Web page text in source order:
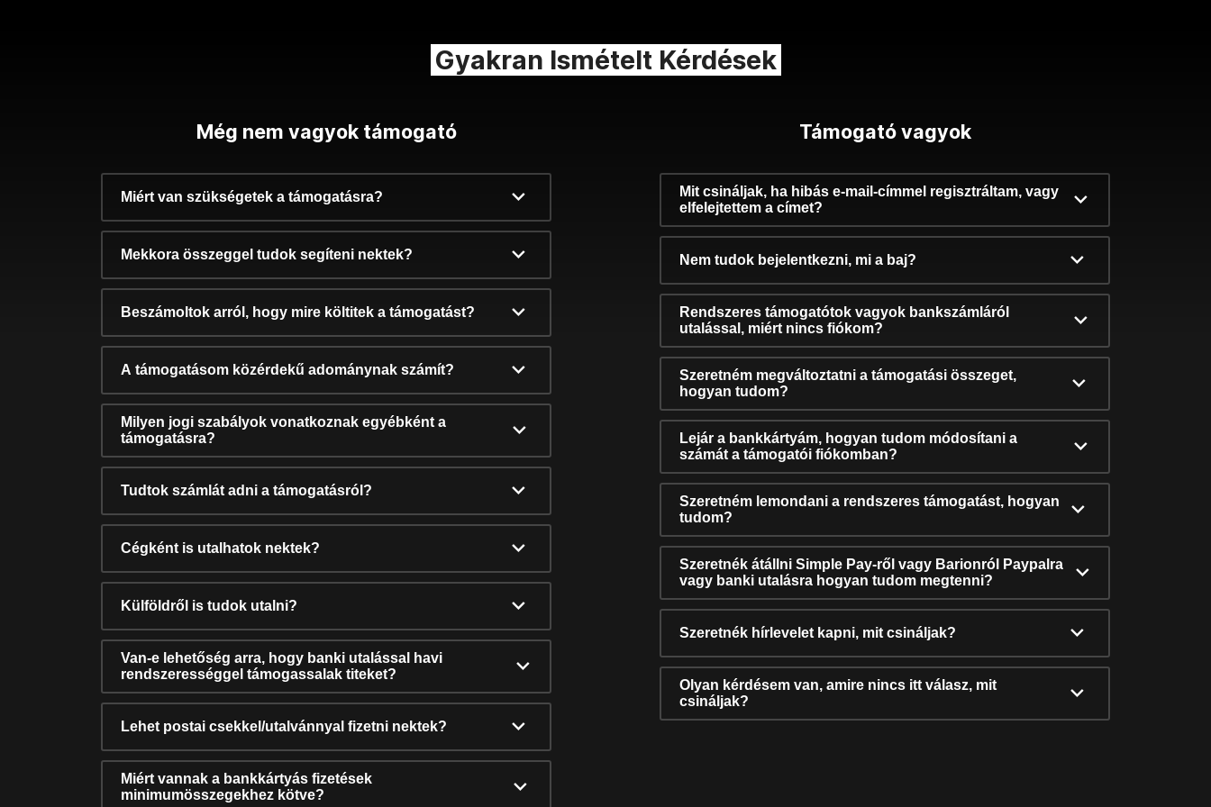
Gyakran Ismételt Kérdések
Még nem vagyok támogató
Miért van szükségetek a támogatásra?
Mekkora összeggel tudok segíteni nektek?
Beszámoltok arról, hogy mire költitek a támogatást?
A támogatásom közérdekű adománynak számít?
Milyen jogi szabályok vonatkoznak egyébként a
támogatásra?
Tudtok számlát adni a támogatásról?
Cégként is utalhatok nektek?
Külföldről is tudok utalni?
Van-e lehetőség arra, hogy banki utalással havi
rendszerességgel támogassalak titeket?
Lehet postai csekkel/utalvánnyal fizetni nektek?
Miért vannak a bankkártyás fizetések
minimumösszegekhez kötve?
Támogató vagyok
Mit csináljak, ha hibás e-mail-címmel regisztráltam, vagy
elfelejtettem a címet?
Nem tudok bejelentkezni, mi a baj?
Rendszeres támogatótok vagyok bankszámláról
utalással, miért nincs fiókom?
Szeretném megváltoztatni a támogatási összeget,
hogyan tudom?
Lejár a bankkártyám, hogyan tudom módosítani a
számát a támogatói fiókomban?
Szeretném lemondani a rendszeres támogatást, hogyan
tudom?
Szeretnék átállni Simple Pay-ről vagy Barionról Paypalra
vagy banki utalásra hogyan tudom megtenni?
Szeretnék hírlevelet kapni, mit csináljak?
Olyan kérdésem van, amire nincs itt válasz, mit
csináljak?